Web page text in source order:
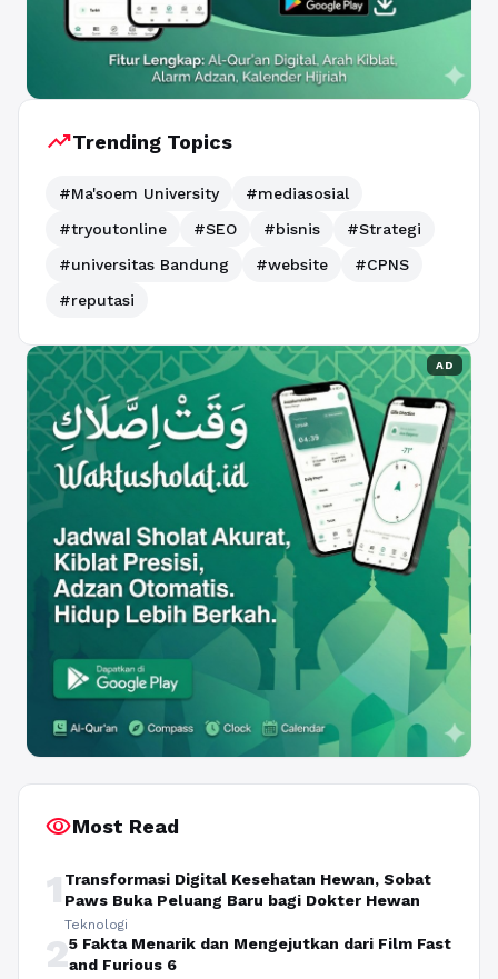
trending_upTrending Topics
#Ma'soem University
#mediasosial
#tryoutonline
#SEO #bisnis
#Strategi
#universitas Bandung
#website
#CPNS
#reputasi
AD
visibilityMost Read
1 Transformasi Digital Kesehatan Hewan, Sobat
Paws Buka Peluang Baru bagi Dokter Hewan
Teknologi
25 Fakta Menarik dan Mengejutkan dari Film Fast
and Furious 6